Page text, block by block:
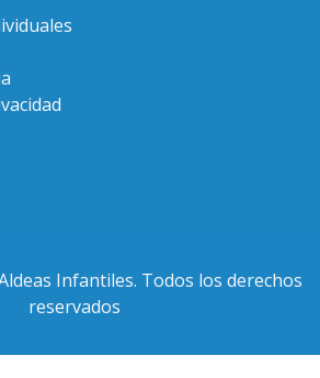
Infantiles. Todos los derechos
reservados